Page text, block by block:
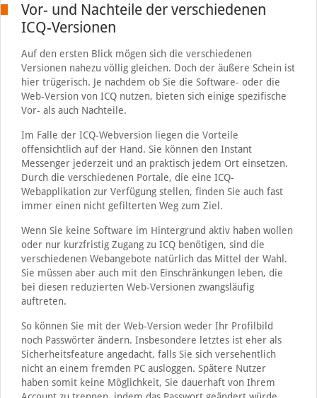
Vor- und Nachteile der verschiedenen
ICQ-Versionen
Auf den ersten Blick mögen sich die verschiedenen
Versionen nahezu völlig gleichen. Doch der äußere Schein ist
hier trügerisch. Je nachdem ob Sie die Software- oder die
Web-Version von ICQ nutzen, bieten sich einige spezifische
Vor- als auch Nachteile.
Im Falle der ICQ-Webversion liegen die Vorteile
offensichtlich auf der Hand. Sie können den Instant
Messenger jederzeit und an praktisch jedem Ort einsetzen.
Durch die verschiedenen Portale, die eine ICQ-
Webapplikation zur Verfügung stellen, finden Sie auch fast
immer einen nicht gefilterten Weg zum Ziel.
Wenn Sie keine Software im Hintergrund aktiv haben wollen
oder nur kurzfristig Zugang zu ICQ benötigen, sind die
verschiedenen Webangebote natürlich das Mittel der Wahl.
Sie müssen aber auch mit den Einschränkungen leben, die
bei diesen reduzierten Web-Versionen zwangsläufig
auftreten.
So können Sie mit der Web-Version weder Ihr Profilbild
noch Passwörter ändern. Insbesondere letztes ist eher als
Sicherheitsfeature angedacht, falls Sie sich versehentlich
nicht an einem fremden PC ausloggen. Spätere Nutzer
haben somit keine Möglichkeit, Sie dauerhaft von Ihrem